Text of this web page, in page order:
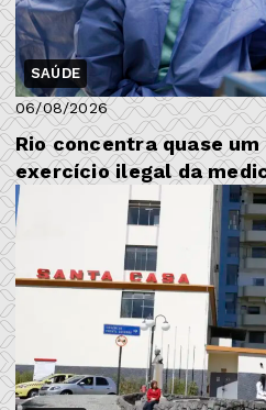
SAÚDE
06/08/2026
Rio concentra quase
exercício ilegal da